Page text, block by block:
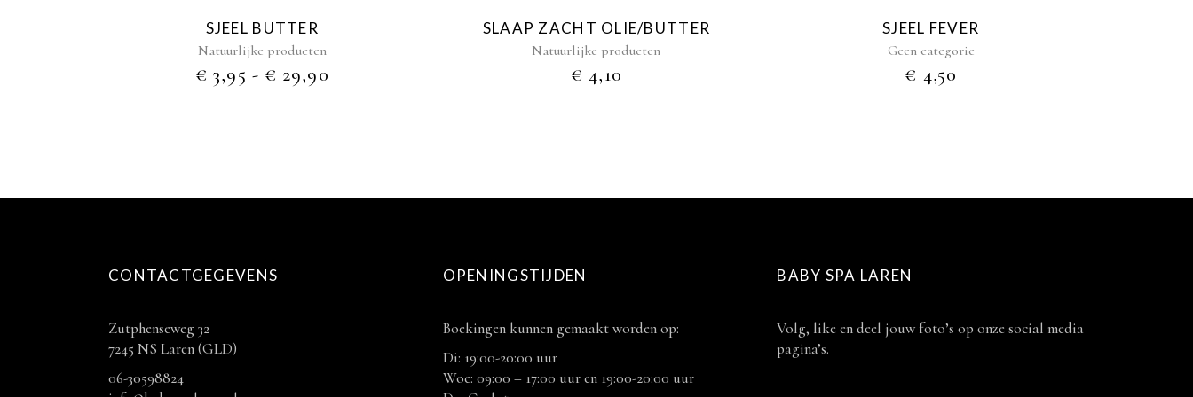
op
de
productpagina
SJEEL BUTTER
Natuurlijke producten
€ 3,95 - € 29,90
op
de
productpagina
SLAAP ZACHT OLIE/BUTTER
Natuurlijke producten
€ 4,10
SJEEL FEVER
Geen categorie
€ 4,50
CONTACTGEGEVENS
Zutphenseweg 32
7245 NS Laren (GLD)
06-30598824
OPENINGSTIJDEN
Boekingen kunnen gemaakt worden op:
Di: 19:00-20:00 uur
Woe: 09:00 – 17:00 uur en 19:00-20:00 uur
BABY SPA LAREN
Volg, like en deel jouw foto’s op onze social media
pagina’s.